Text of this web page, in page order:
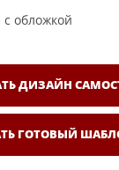
с обложкой
ДИЗАЙН
ГОТОВЫЙ